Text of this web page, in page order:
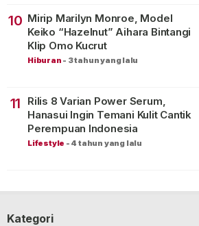
10 Mirip Marilyn Monroe, Model
Keiko “Hazelnut” Aihara Bintangi
Klip Omo Kucrut
Hiburan - 3 tahun yang lalu
11
Rilis 8 Varian Power Serum,
Hanasui Ingin Temani Kulit Cantik
Perempuan Indonesia
Lifestyle - 4 tahun yang lalu
Kategori